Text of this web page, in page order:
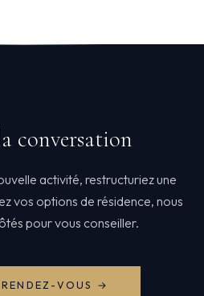
conversation
activité, restructuriez une
vos options de résidence, nous
pour vous conseiller.
RENDEZ-VOUS →